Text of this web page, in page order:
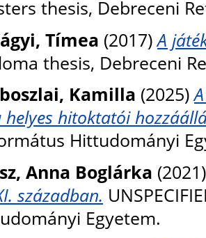
thesis, Debreceni
Tímea (2017)A
thesis, Debreceni
Kamilla (2025)
helyes hitoktatói
Hittudományi
Anna Boglárka
században.
Egyetem.